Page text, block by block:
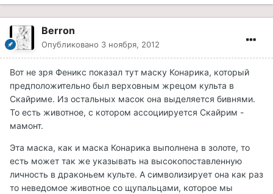
Berron
Опубликовано 3 ноября, 2012
Вот не зря Феникс показал тут маску Конарика, который
предположительно был верховным жрецом культа в
Скайриме. Из остальных масок она выделяется бивнями.
То есть животное, с котором ассоциируется Скайрим -
мамонт.
Эта маска, как и маска Конарика выполнена в золоте, то
есть может так же указывать на высокопоставленную
личность в драконьем культе. А символизирует она как раз
то неведомое животное со щупальцами, которое мы